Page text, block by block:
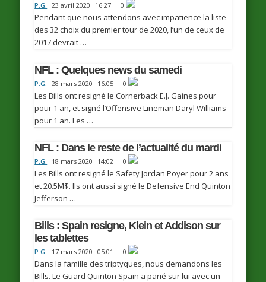
P.G. 23 avril 2020 16:27 0
Pendant que nous attendons avec impatience la liste
des 32 choix du premier tour de 2020, l’un de ceux de
2017 devrait …
NFL : Quelques news du samedi
P.G. 28 mars 2020 16:05 0
Les Bills ont resigné le Cornerback E.J. Gaines pour
pour 1 an, et signé l’Offensive Lineman Daryl Williams
pour 1 an. Les …
NFL : Dans le reste de l’actualité du mardi
P.G. 18 mars 2020 14:02 0
Les Bills ont resigné le Safety Jordan Poyer pour 2 ans
et 20.5M$. Ils ont aussi signé le Defensive End Quinton
Jefferson …
Bills : Spain resigne, Klein et Addison sur
les tablettes
P.G. 17 mars 2020 05:01 0
Dans la famille des triptyques, nous demandons les
Bills. Le Guard Quinton Spain a parié sur lui avec un